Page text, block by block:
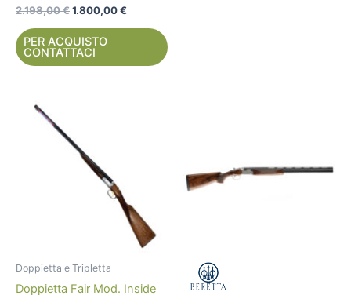
2.198,00€1.800,00€
PER ACQUISTO
CONTATTACI
Doppietta e Tripletta
Doppietta Fair Mod. Inside